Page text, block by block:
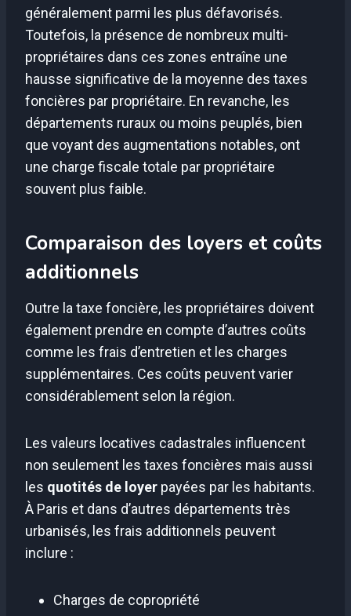
généralement parmi les plus défavorisés.
Toutefois, la présence de nombreux multi-
propriétaires dans ces zones entraîne une
hausse significative de la moyenne des taxes
foncières par propriétaire. En revanche, les
départements ruraux ou moins peuplés, bien
que voyant des augmentations notables, ont
une charge fiscale totale par propriétaire
souvent plus faible.
Comparaison des loyers et coûts
additionnels
Outre la taxe foncière, les propriétaires doivent
également prendre en compte d’autres coûts
comme les frais d’entretien et les charges
supplémentaires. Ces coûts peuvent varier
considérablement selon la région.
Les valeurs locatives cadastrales influencent
non seulement les taxes foncières mais aussi
les quotités de loyer payées par les habitants.
À Paris et dans d’autres départements très
urbanisés, les frais additionnels peuvent
inclure :
Charges de copropriété